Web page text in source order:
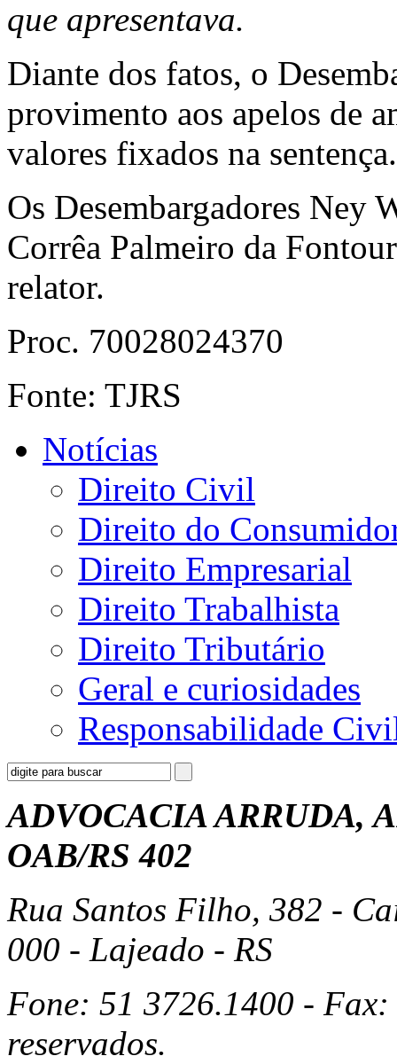
que apresentava.
Diante dos fatos, o
provimento aos apelos de
valores fixados na sentença.
Os Desembargadores Ney
Corrêa Palmeiro da
relator.
Proc. 70028024370
Fonte: TJRS
Notícias
Direito Civil
Direito do
Direito Empresarial
Direito Trabalhista
Direito Tributário
Geral e curiosidades
Responsabilidade
ADVOCACIA ARRUDA,
OAB/RS 402
Rua Santos Filho, 382 -
000 - Lajeado - RS
Fone: 51 3726.1400 -
reservados.